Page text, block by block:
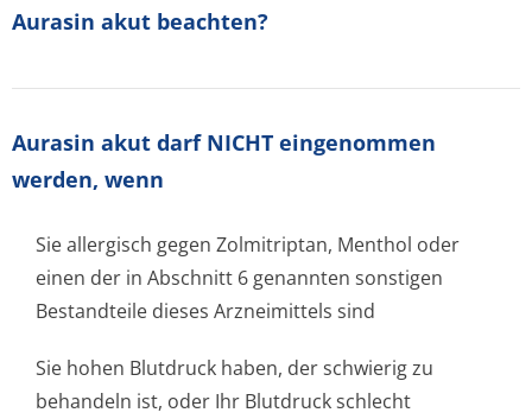
Aurasin akut beachten?
Aurasin akut darf NICHT eingenommen
werden, wenn
Sie allergisch gegen Zolmitriptan, Menthol oder
einen der in Abschnitt 6 genannten sonstigen
Bestandteile dieses Arzneimittels sind
Sie hohen Blutdruck haben, der schwierig zu
behandeln ist, oder Ihr Blutdruck schlecht